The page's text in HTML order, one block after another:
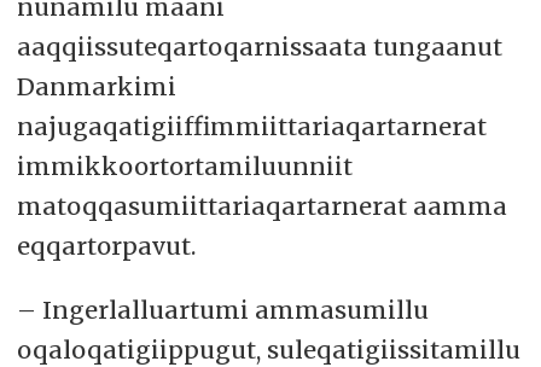
nunamilu maani
aaqqiissuteqartoqarnissaata tungaanut
Danmarkimi
najugaqatigiiffimmiittariaqartarnerat
immikkoortortamiluunniit
matoqqasumiittariaqartarnerat aamma
eqqartorpavut.
– Ingerlalluartumi ammasumillu
oqaloqatigiippugut, suleqatigiissitamillu